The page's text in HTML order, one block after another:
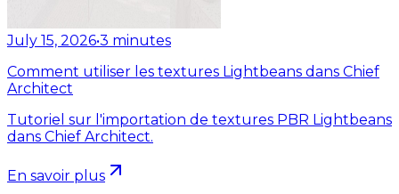
July 15, 2026•3 minutes
Comment utiliser les textures Lightbeans dans Chief
Architect
Tutoriel sur l'importation de textures PBR Lightbeans
dans Chief Architect.
En savoir plus